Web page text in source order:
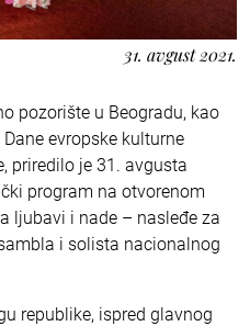
31. avgust 2021.
pozorište u Beogradu, kao
evropske kulturne
priredilo je 31. avgusta
program na otvorenom
ljubavi i nade – nasleđe za
i solista nacionalnog
republike, ispred glavnog